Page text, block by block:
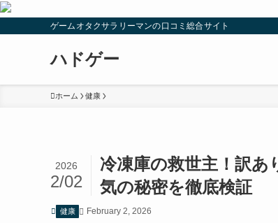
ゲームオタクサラリーマンの口コミ総合サイト
ハドゲー
ホーム 健康
冷凍庫の救世主！訳
気の秘密を徹底検証
2026
2/02
健康 February 2, 2026